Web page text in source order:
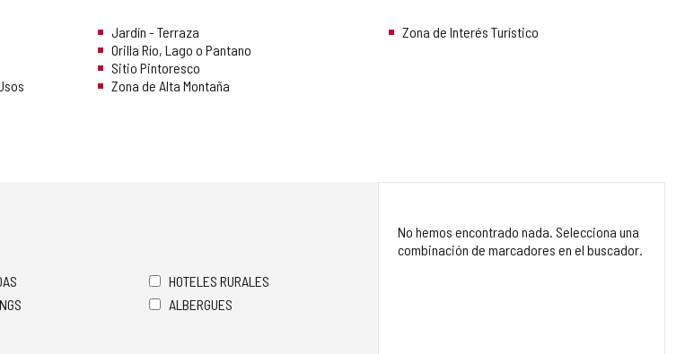
Jardín - Terraza
Orilla Río, Lago o Pantano
Sitio Pintoresco
Zona de Alta Montaña
Zona de Interés Turístico
HOTELES RURALES
ALBERGUES
No hemos encontrado nada. Selecciona una
combinación de marcadores en el buscador.